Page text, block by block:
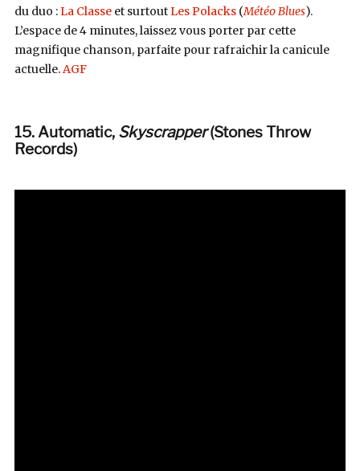
du duo :La Classeet surtoutLes Polacks(Météo Blues).
L’espace de 4 minutes, laissez vous porter par cette
magnifique chanson, parfaite pour rafraichir la canicule
actuelle.AGF
15. Automatic, Skyscrapper(Stones Throw
Records)